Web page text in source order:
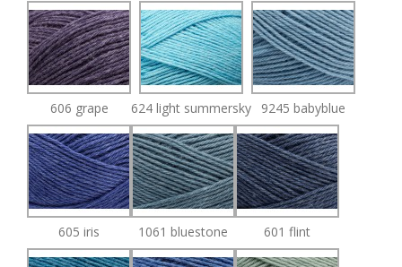
606 grape 624 light summersky 9245 babyblue
605 iris 1061 bluestone 601 flint